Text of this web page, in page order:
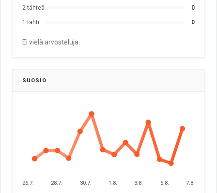
2 tähteä 0
1 tähti 0
Ei vielä arvosteluja.
SUOSIO
26.7. 28.7. 30.7. 1.8. 3.8. 5.8. 7.8.